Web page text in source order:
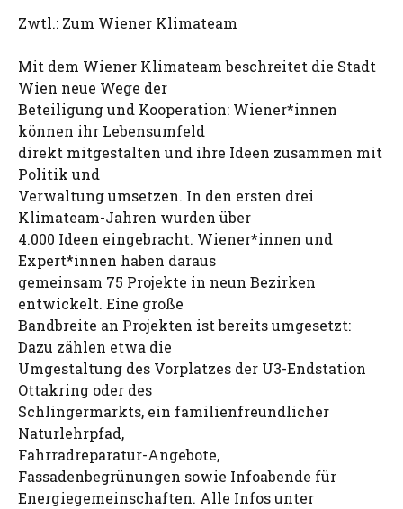
Zwtl.: Zum Wiener Klimateam
Mit dem Wiener Klimateam beschreitet die Stadt
Wien neue Wege der
Beteiligung und Kooperation: Wiener*innen
können ihr Lebensumfeld
direkt mitgestalten und ihre Ideen zusammen mit
Politik und
Verwaltung umsetzen. In den ersten drei
Klimateam-Jahren wurden über
4.000 Ideen eingebracht. Wiener*innen und
Expert*innen haben daraus
gemeinsam 75 Projekte in neun Bezirken
entwickelt. Eine große
Bandbreite an Projekten ist bereits umgesetzt:
Dazu zählen etwa die
Umgestaltung des Vorplatzes der U3-Endstation
Ottakring oder des
Schlingermarkts, ein familienfreundlicher
Naturlehrpfad,
Fahrradreparatur-Angebote,
Fassadenbegrünungen sowie Infoabende für
Energiegemeinschaften. Alle Infos unter